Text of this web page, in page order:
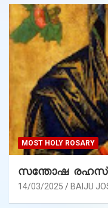
MOST HOLY ROSARY
സന്തോഷ
14/03/2025 BAIJU